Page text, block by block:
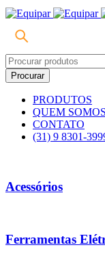
PRODUTOS
QUEM SOMOS
CONTATO
(31) 9 8301-
Acessórios
Ferramentas